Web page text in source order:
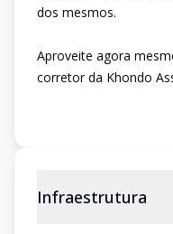
dos mesmos.
Aproveite agora
corretor da Khondo
Infraestrutura